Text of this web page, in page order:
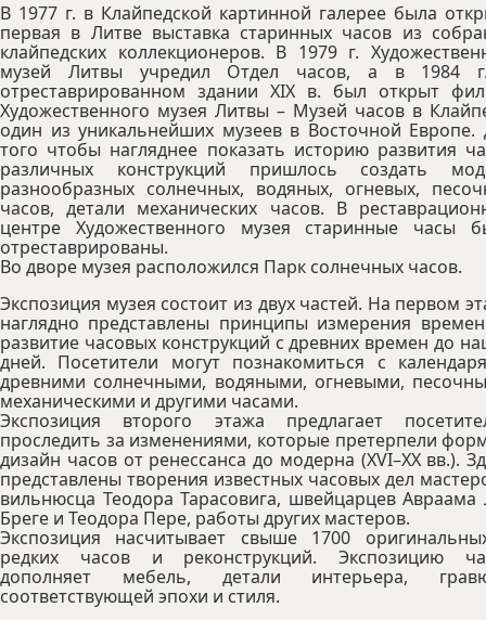
В 1977 г. в Клайпедской картинной галерее была
первая в Литве выставка старинных часов из
клайпедских коллекционеров. В 1979 г.
музей Литвы учредил Отдел часов, а в 1984
отреставрированном здании XIX в. был открыт
Художественного музея Литвы – Музей часов в
один из уникальнейших музеев в Восточной Европе.
того чтобы нагляднее показать историю развития
различных конструкций пришлось создать
разнообразных солнечных, водяных, огневых,
часов, детали механических часов. В
центре Художественного музея старинные часы
отреставрированы.
Во дворе музея расположился Парк солнечных часов.
Экспозиция музея состоит из двух частей. На первом
наглядно представлены принципы измерения
развитие часовых конструкций с древних времен до
дней. Посетители могут познакомиться с
древними солнечными, водяными, огневыми,
механическими и другими часами.
Экспозиция второго этажа предлагает
проследить за изменениями, которые претерпели
дизайн часов от ренессанса до модерна (XVI–XX вв.).
представлены творения известных часовых дел
вильнюсца Теодора Тарасовига, швейцарцев Авраама
Бреге и Теодора Пере, работы других мастеров.
Экспозиция насчитывает свыше 1700
редких часов и реконструкций. Экспозицию
дополняет мебель, детали интерьера,
соответствующей эпохи и стиля.